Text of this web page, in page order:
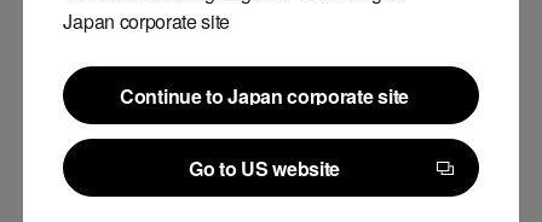
Japan corporate site
Continue to Japan corporate site
Continue to Japan corporate site
Go to US website
Go to US website
的リスクの理解を深め、トラブルを未然に防ぐための知識習得と
※動画研修は、「Legal Learning」をご契約のお客様が視聴可能
LegalOn Technologiesでは、今後も法令を遵守した上で事業を推